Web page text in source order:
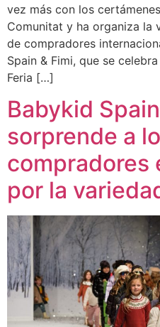
vez más con los
Comunitat y ha organiza la
de compradores
Spain & Fimi, que se
Feria […]
Babykid
sorprende a
compradores
por la